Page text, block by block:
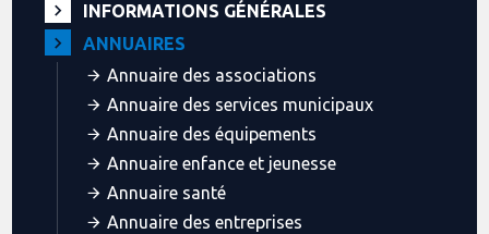
INFORMATIONS GÉNÉRALES
ANNUAIRES
Annuaire des associations
Annuaire des services municipaux
Annuaire des équipements
Annuaire enfance et jeunesse
Annuaire santé
Annuaire des entreprises